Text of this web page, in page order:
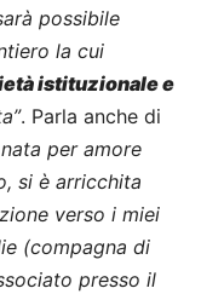
possibile
la cui
istituzionale e
. Parla anche di
per amore
si è arricchita
verso i miei
(compagna di
presso il